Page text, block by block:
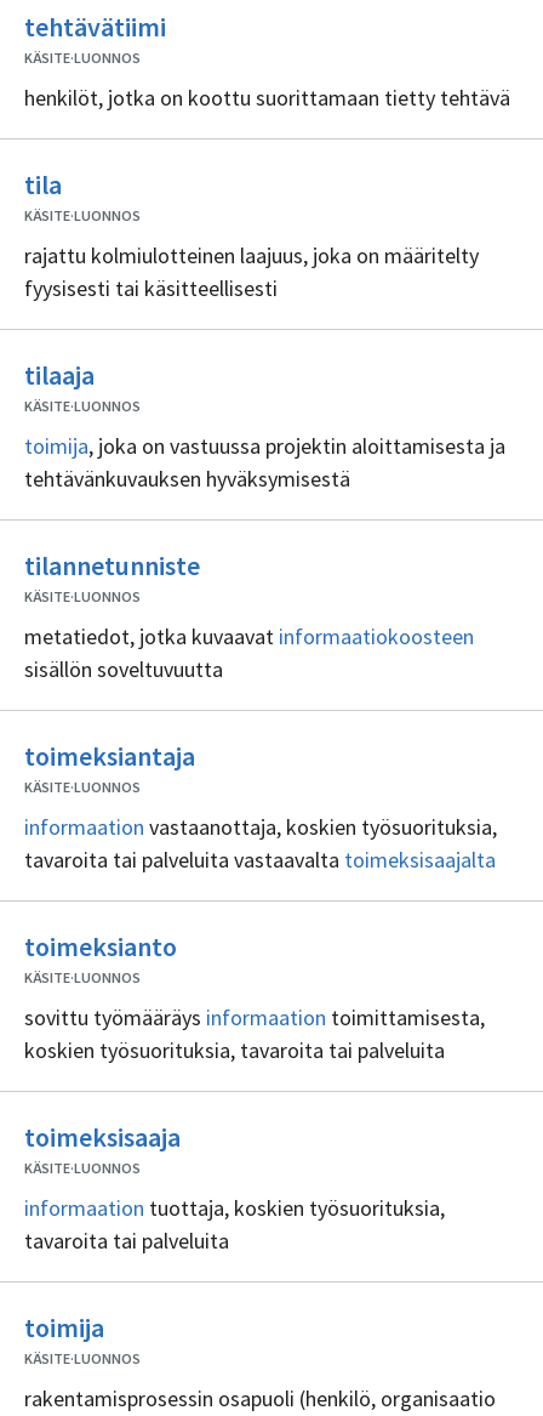
tehtävätiimi
KÄSITE·LUONNOS
henkilöt, jotka on koottu suorittamaan tietty tehtävä
tila
sisällöntuottajia
KÄSITE·LUONNOS
rajattu kolmiulotteinen laajuus, joka on määritelty
fyysisesti tai käsitteellisesti
tilaaja
sisällöntuottajia
KÄSITE·LUONNOS
toimija, joka on vastuussa projektin aloittamisesta ja
tehtävänkuvauksen hyväksymisestä
tilannetunnisteEi
KÄSITE·LUONNOS
metatiedot, jotka kuvaavat informaatiokoosteen
sisällön soveltuvuutta
toimeksiantaja
KÄSITE·LUONNOS
informaation vastaanottaja, koskien työsuorituksia,
tavaroita tai palveluita vastaavalta toimeksisaajalta
toimeksianto
KÄSITE·LUONNOS
sovittu työmääräys informaation toimittamisesta,
koskien työsuorituksia, tavaroita tai palveluita
toimeksisaaja
KÄSITE·LUONNOS
informaation tuottaja, koskien työsuorituksia,
tavaroita tai palveluita
toimija
sisällöntuottajia
KÄSITE·LUONNOS
rakentamisprosessin osapuoli (henkilö, organisaatio